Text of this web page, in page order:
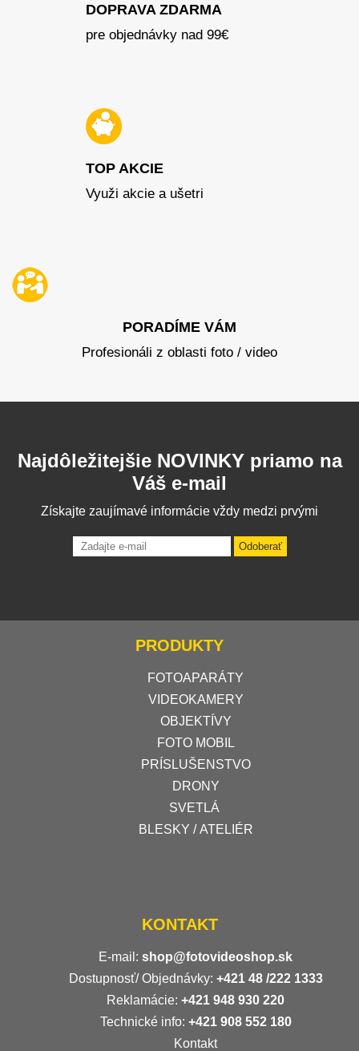
DOPRAVA ZDARMA
pre objednávky nad 99€
TOP AKCIE
Využi akcie a ušetri
PORADÍME VÁM
Profesionáli z oblasti foto / video
Najdôležitejšie NOVINKY priamo na
Váš e-mail
Získajte zaujímavé informácie vždy medzi prvými
Odoberať
PRODUKTY
FOTOAPARÁTY
VIDEOKAMERY
OBJEKTÍVY
FOTO MOBIL
PRÍSLUŠENSTVO
DRONY
SVETLÁ
BLESKY / ATELIÉR
KONTAKT
E-mail: shop@fotovideoshop.sk
Dostupnosť/ Objednávky: +421 48 /222 1333
Reklamácie: +421 948 930 220
Technické info: +421 908 552 180
Kontakt